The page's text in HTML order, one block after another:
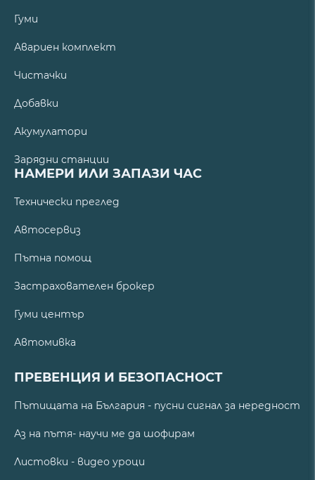
Гуми
Авариен комплект
Чистачки
Добавки
Акумулатори
Зарядни станции
НАМЕРИ ИЛИ ЗАПАЗИ ЧАС
Технически преглед
Автосервиз
Пътна помощ
Застрахователен брокер
Гуми център
Автомивка
ПРЕВЕНЦИЯ И БЕЗОПАСНОСТ
Пътищата на България - пусни сигнал за нередност
Аз на пътя- научи ме да шофирам
Листовки - видео уроци